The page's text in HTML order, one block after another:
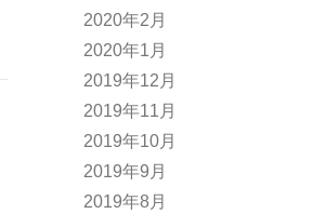
2020年2月
2020年1月
2019年12月
2019年11月
2019年10月
2019年9月
2019年8月